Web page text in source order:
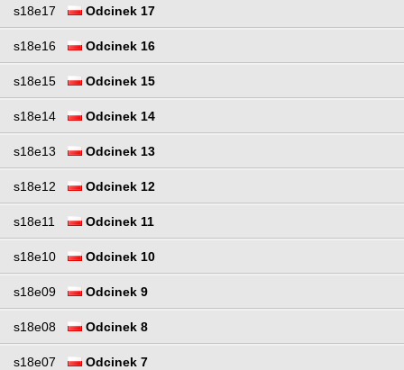
s18e17 Odcinek 17
s18e16 Odcinek 16
s18e15 Odcinek 15
s18e14 Odcinek 14
s18e13 Odcinek 13
s18e12 Odcinek 12
s18e11 Odcinek 11
s18e10 Odcinek 10
s18e09 Odcinek 9
s18e08 Odcinek 8
s18e07 Odcinek 7